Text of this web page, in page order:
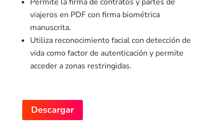
viajeros en PDF con firma biométrica
manuscrita.
Utiliza reconocimiento facial con detección de
vida como factor de autenticación y permite
acceder a zonas restringidas.
Descargar